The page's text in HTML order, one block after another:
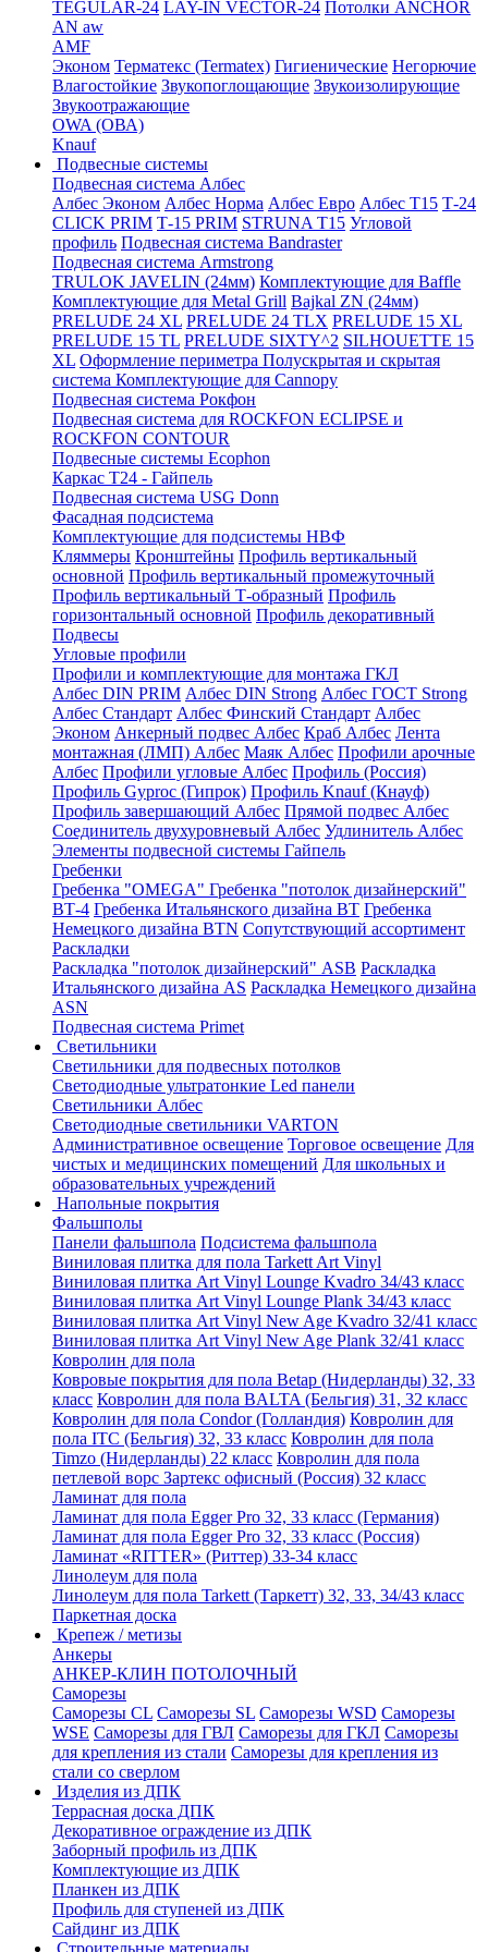
TEGULAR-24 LAY-IN VECTOR-24 Потолки ANCHOR
AN aw
AMF
Эконом Терматекс (Termatex) Гигиенические Негорючие
Влагостойкие Звукопоглощающие Звукоизолирующие
Звукоотражающие
OWA (ОВА)
Knauf
Подвесные системы
Подвесная система Албес
Албес Эконом Албес Норма Албес Евро Албес T15 Т-24
CLICK PRIM Т-15 PRIM STRUNA Т15 Угловой
профиль Подвесная система Bandraster
Подвесная система Armstrong
TRULOK JAVELIN (24мм) Комплектующие для Baffle
Комплектующие для Metal Grill Bajkal ZN (24мм)
PRELUDE 24 XL PRELUDE 24 TLX PRELUDE 15 XL
PRELUDE 15 TL PRELUDE SIXTY^2 SILHOUETTE 15
XL Оформление периметра Полускрытая и скрытая
система Комплектующие для Cannopy
Подвесная система Рокфон
Подвесная система для ROCKFON ECLIPSE и
ROCKFON CONTOUR
Подвесные системы Ecophon
Каркас Т24 - Гайпель
Подвесная система USG Donn
Фасадная подсистема
Комплектующие для подсистемы НВФ
Кляммеры Кронштейны Профиль вертикальный
основной Профиль вертикальный промежуточный
Профиль вертикальный Т-образный Профиль
горизонтальный основной Профиль декоративный
Подвесы
Угловые профили
Профили и комплектующие для монтажа ГКЛ
Албес DIN PRIM Албес DIN Strong Албес ГОСТ Strong
Албес Стандарт Албес Финский Стандарт Албес
Эконом Анкерный подвес Албес Краб Албес Лента
монтажная (ЛМП) Албес Маяк Албес Профили арочные
Албес Профили угловые Албес Профиль (Россия)
Профиль Gyproc (Гипрок) Профиль Knauf (Кнауф)
Профиль завершающий Албес Прямой подвес Албес
Соединитель двухуровневый Албес Удлинитель Албес
Элементы подвесной системы Гайпель
Гребенки
Гребенка "OMEGA" Гребенка "потолок дизайнерский"
ВТ-4 Гребенка Итальянского дизайна BT Гребенка
Немецкого дизайна ВТN Сопутствующий ассортимент
Раскладки
Раскладка "потолок дизайнерский" ASB Раскладка
Итальянского дизайна AS Раскладка Немецкого дизайна
АSN
Подвесная система Primet
Светильники
Светильники для подвесных потолков
Светодиодные ультратонкие Led панели
Светильники Албес
Светодиодные светильники VARTON
Административное освещение Торговое освещение Для
чистых и медицинских помещений Для школьных и
образовательных учреждений
Напольные покрытия
Фальшполы
Панели фальшпола Подсистема фальшпола
Виниловая плитка для пола Tarkett Art Vinyl
Виниловая плитка Art Vinyl Lounge Kvadro 34/43 класс
Виниловая плитка Art Vinyl Lounge Plank 34/43 класс
Виниловая плитка Art Vinyl New Age Kvadro 32/41 класс
Виниловая плитка Art Vinyl New Age Plank 32/41 класс
Ковролин для пола
Ковровые покрытия для пола Betap (Нидерланды) 32, 33
класс Ковролин для пола BALTA (Бельгия) 31, 32 класс
Ковролин для пола Condor (Голландия) Ковролин для
пола ITC (Бельгия) 32, 33 класс Ковролин для пола
Timzo (Нидерланды) 22 класс Ковролин для пола
петлевой ворс Зартекс офисный (Россия) 32 класс
Ламинат для пола
Ламинат для пола Egger Pro 32, 33 класс (Германия)
Ламинат для пола Egger Pro 32, 33 класс (Россия)
Ламинат «RITTER» (Риттер) 33-34 класс
Линолеум для пола
Линолеум для пола Tarkett (Таркетт) 32, 33, 34/43 класс
Паркетная доска
Крепеж / метизы
Анкеры
АНКЕР-КЛИН ПОТОЛОЧНЫЙ
Саморезы
Саморезы CL Саморезы SL Саморезы WSD Саморезы
WSE Саморезы для ГВЛ Саморезы для ГКЛ Саморезы
для крепления из стали Саморезы для крепления из
стали со сверлом
Изделия из ДПК
Террасная доска ДПК
Декоративное ограждение из ДПК
Заборный профиль из ДПК
Комплектующие из ДПК
Планкен из ДПК
Профиль для ступеней из ДПК
Сайдинг из ДПК
Строительные материалы